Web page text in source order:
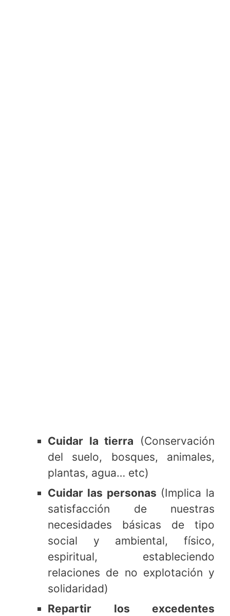
Cuidar la tierra (Conservación
del suelo, bosques, animales,
plantas, agua… etc)
Cuidar las personas (Implica la
satisfacción de nuestras
necesidades básicas de tipo
social y ambiental, físico,
espiritual, estableciendo
relaciones de no explotación y
solidaridad)
Repartir los excedentes